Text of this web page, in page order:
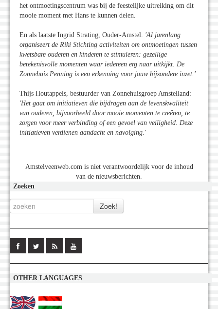
het ontmoetingscentrum was bij de feestelijke uitreiking om dit
mooie moment met Hans te kunnen delen.
En als laatste Ingrid Strating, Ouder-Amstel. 'Al jarenlang
organiseert de Riki Stichting activiteiten om ontmoetingen tussen
kwetsbare ouderen en kinderen te stimuleren: gezellige
betekenisvolle momenten waar iedereen erg naar uitkijkt. De
Zonnehuis Penning is een erkenning voor jouw bijzondere inzet.'
Thijs Houtappels, bestuurder van Zonnehuisgroep Amstelland:
'Het gaat om initiatieven die bijdragen aan de levenskwaliteit
van ouderen, bijvoorbeeld door mooie momenten te creëren, te
zorgen voor meer verbinding of een gevoel van veiligheid. Deze
initiatieven verdienen aandacht en navolging.'
Amstelveenweb.com is niet verantwoordelijk voor de inhoud
van de nieuwsberichten.
Zoeken
OTHER LANGUAGES